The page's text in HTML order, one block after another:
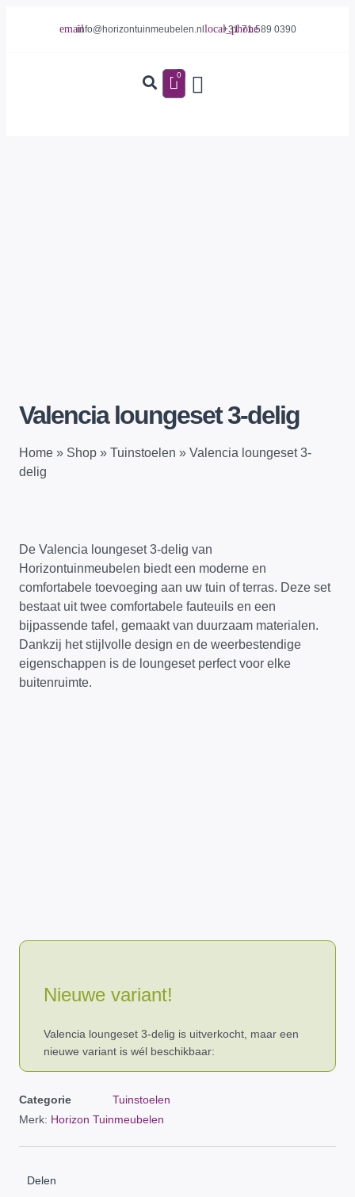
info@horizontuinmeubelen.nl +31 71 589 0390
0
Valencia loungeset 3-delig
Home » Shop » Tuinstoelen » Valencia loungeset 3-
delig
De Valencia loungeset 3-delig van
Horizontuinmeubelen biedt een moderne en
comfortabele toevoeging aan uw tuin of terras. Deze set
bestaat uit twee comfortabele fauteuils en een
bijpassende tafel, gemaakt van duurzaam materialen.
Dankzij het stijlvolle design en de weerbestendige
eigenschappen is de loungeset perfect voor elke
buitenruimte.
Nieuwe variant!
Valencia loungeset 3-delig is uitverkocht, maar een
nieuwe variant is wél beschikbaar:
Categorie
Tuinstoelen
Merk: Horizon Tuinmeubelen
Delen